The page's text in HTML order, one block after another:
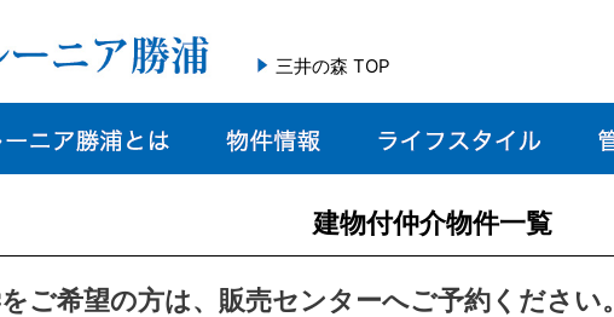
三井の森 TOP
建物付仲介物件一覧
ご希望の方は、販売センターへご予約ください。